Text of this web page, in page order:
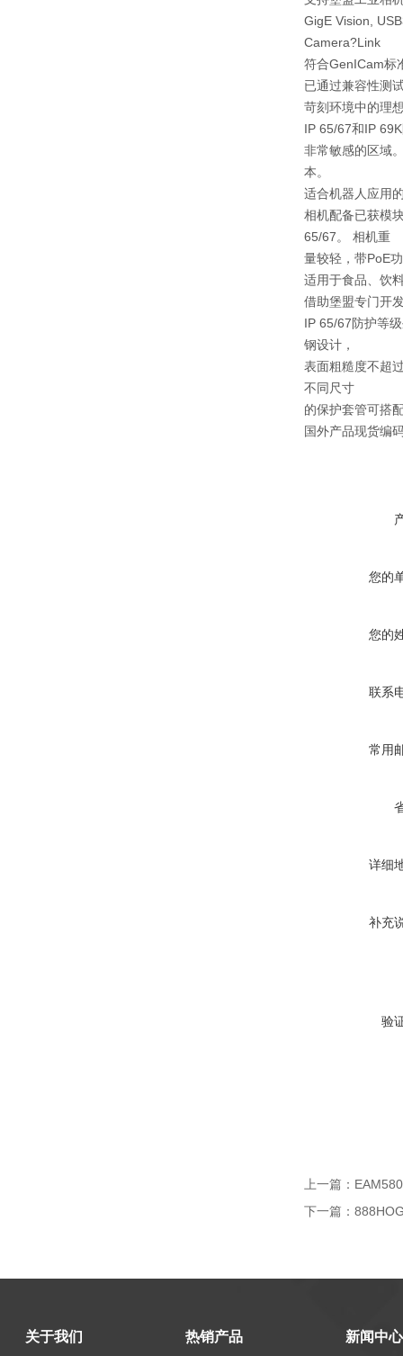
GigE Vision,
Camera?Link
符合GenICam标
已通过兼容性测
苛刻环境中的理
IP 65/67和IP
非常敏感的区域
本。
适合机器人应用
相机配备已获模
65/67。 相机重
量较轻，带PoE
适用于食品、饮
借助堡盟专门开
IP 65/67防护等
钢设计，
表面粗糙度不超
不同尺寸
的保护套管可搭
国外产品现货编
您的
您的
联系
常用
详细
补充
验
上一篇：
下一篇：
关于我们 热销产品 新闻中心